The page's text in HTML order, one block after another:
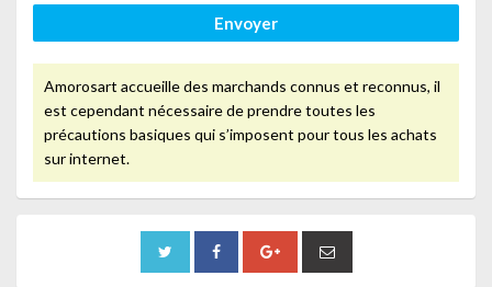
Envoyer
Amorosart accueille des marchands connus et reconnus, il
est cependant nécessaire de prendre toutes les
précautions basiques qui s’imposent pour tous les achats
sur internet.